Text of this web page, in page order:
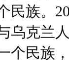
民族。
乌克兰
个民族